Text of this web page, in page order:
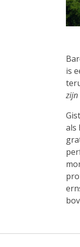
is
zijn
als